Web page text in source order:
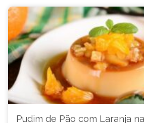
Pudim de Pão com Laranja